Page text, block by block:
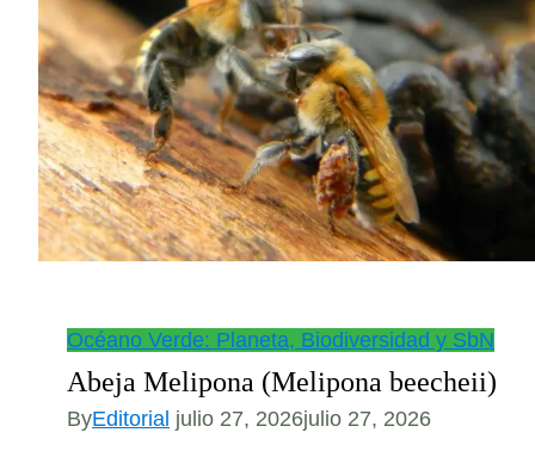
Océano Verde: Planeta, Biodiversidad y SbN
Abeja Melipona (Melipona beecheii)
ByEditorial julio 27, 2026julio 27, 2026